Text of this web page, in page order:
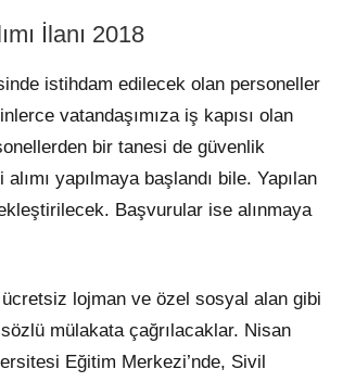
İlanı 2018
istihdam edilecek olan personeller
vatandaşımıza iş kapısı olan
bir tanesi de güvenlik
yapılmaya başlandı bile. Yapılan
Başvurular ise alınmaya
lojman ve özel sosyal alan gibi
mülakata çağrılacaklar. Nisan
Eğitim Merkezi’nde, Sivil